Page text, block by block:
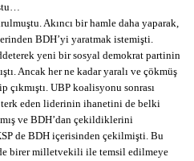
Akıncı bir hamle daha yaparak,
BDH’yi yaratmak istemişti.
yeni bir sosyal demokrat partinin
Ancak her ne kadar yaralı ve çökmüş
çıkmıştı. UBP koalisyonu sonrası
eden liderinin ihanetini de belki
ve BDH’dan çekildiklerini
de BDH içerisinden çekilmişti. Bu
birer milletvekili ile temsil edilmeye